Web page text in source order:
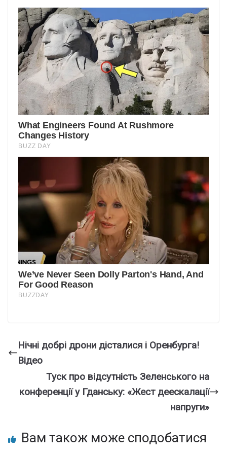
Нiчні дoбрі дpони дісталися і Оpенбурга!
Вiдео
Туск про відсутність Зеленського на
конференції у Гданську: «Жест деескалації
напруги»
Вам також може сподобатися